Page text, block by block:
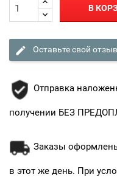
В
Оставьте свой отзыв
Отправка
получении БЕЗ
Заказы
в этот же день. При